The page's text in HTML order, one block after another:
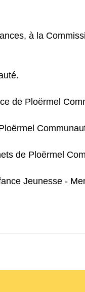
à la
de Ploërmel
de Ploërmel
Jeunesse -